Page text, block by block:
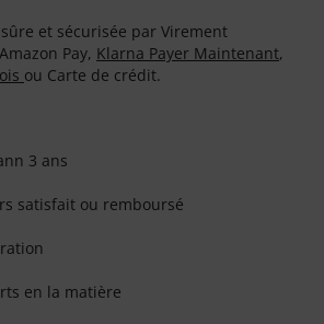
et sécurisée par Virement
Pay, Klarna Payer Maintenant,
ou Carte de crédit.
3 ans
satisfait ou remboursé
en la matière